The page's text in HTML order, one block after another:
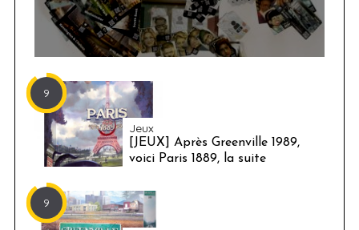
9
Jeux
[JEUX] Après Greenville 1989,
voici Paris 1889, la suite
9